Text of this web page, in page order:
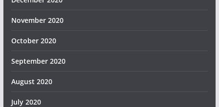
November 2020
October 2020
September 2020
August 2020
July 2020